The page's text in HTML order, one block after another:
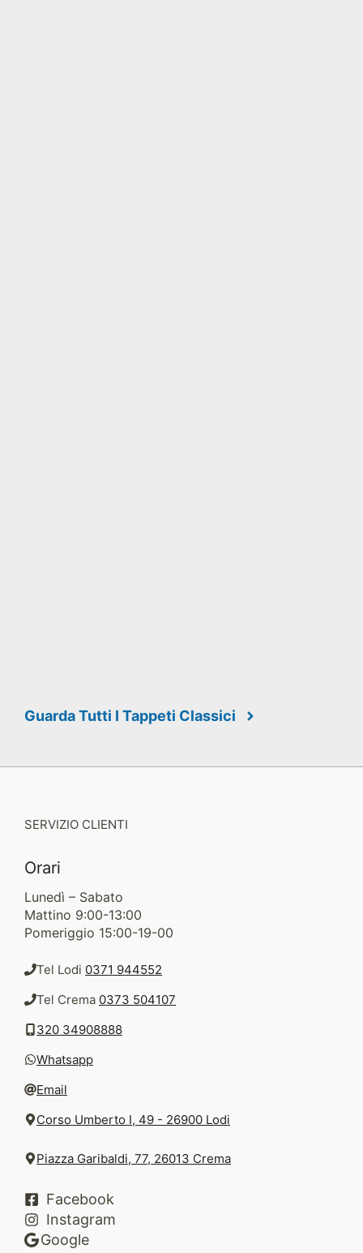
Guarda Tutti I Tappeti Classici
SERVIZIO CLIENTI
Orari
Lunedì – Sabato
Mattino 9:00-13:00
Pomeriggio 15:00-19-00
Tel Lodi 0371 944552
Tel Crema 0373 504107
320 34908888
Whatsapp
Email
Corso Umberto I, 49 - 26900 Lodi
Piazza Garibaldi, 77, 26013 Crema
Facebook
Instagram
Google